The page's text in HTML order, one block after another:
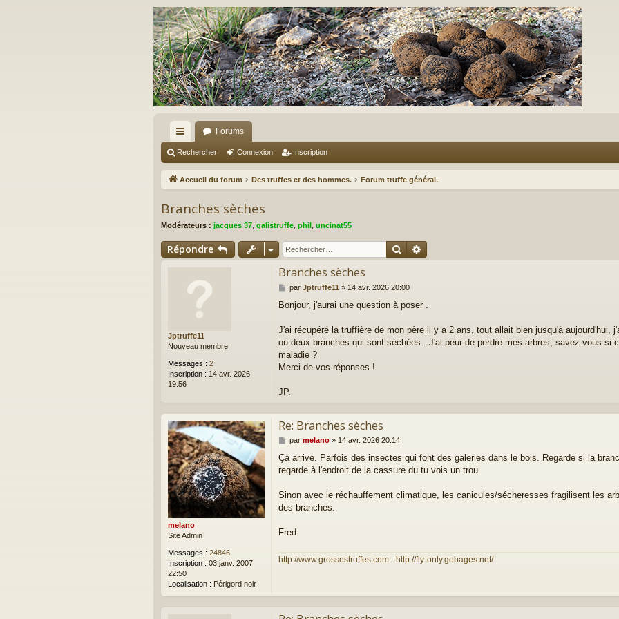
ac
co
ci
Forums
Rechercher Connexion Inscription
Accueil du forum Des truffes et des hommes. Forum truffe général.
Branches sèches
Modérateurs : jacques 37 galistruffe phil uncinat55
Répondre Rechercher
Jptruffe11
Nouveau membre
Messages : 2
Inscription : 14 avr. 2026
19:56
Branches sèches
M
s
a
par Jptruffe11 » 14 avr. 2026 20:00
Bonjour, j'aurai une question à poser .
J'ai récupéré la truffière de mon père il y a 2 ans, tout allait bien jusqu'à aujourd'hui,
ou deux branches qui sont séchées . J'ai peur de perdre mes arbres, savez vous si
maladie ?
Merci de vos réponses !
JP.
melano
Site Admin
Messages : 24846
Inscription : 03 janv. 2007
22:50
Localisation : Périgord noir
Re: Branches sèches
M
s
s
par melano» 14 avr. 2026 20:14
Ça arrive. Parfois des insectes qui font des galeries dans le bois. Regarde si la
regarde à l'endroit de la cassure du tu vois un trou.
Sinon avec le réchauffement climatique, les canicules/sécheresses fragilisent les
des branches.
Fred
http://www.grossestruffes.com - http://fly-only.gobages.net/